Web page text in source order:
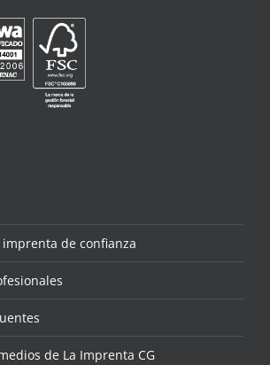
de confianza
de La Imprenta CG